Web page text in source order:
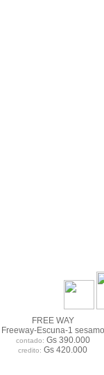
FREE WAY
Freeway-Escuna-1 sesamo
contado: Gs 390.000
credito: Gs 420.000